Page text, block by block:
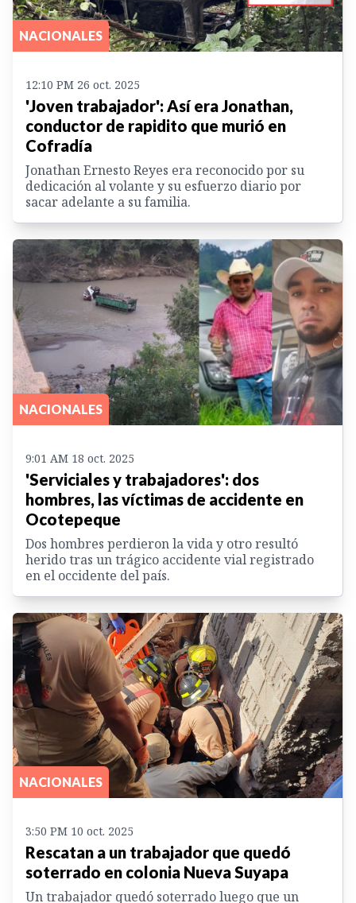
NACIONALES
12:10 PM 26 oct. 2025
'Joven trabajador': Así era Jonathan,
conductor de rapidito que murió en
Cofradía
Jonathan Ernesto Reyes era reconocido por su
dedicación al volante y su esfuerzo diario por
sacar adelante a su familia.
NACIONALES
9:01 AM 18 oct. 2025
'Serviciales y trabajadores': dos
hombres, las víctimas de accidente en
Ocotepeque
Dos hombres perdieron la vida y otro resultó
herido tras un trágico accidente vial registrado
en el occidente del país.
NACIONALES
3:50 PM 10 oct. 2025
Rescatan a un trabajador que quedó
soterrado en colonia Nueva Suyapa
Un trabajador quedó soterrado luego que un